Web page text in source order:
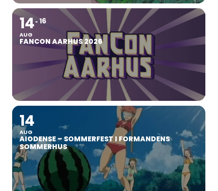
14
AUG
16
FANCON AARHUS 2026
14
AUG
AIODENSE – SOMMERFEST I FORMANDENS
SOMMERHUS